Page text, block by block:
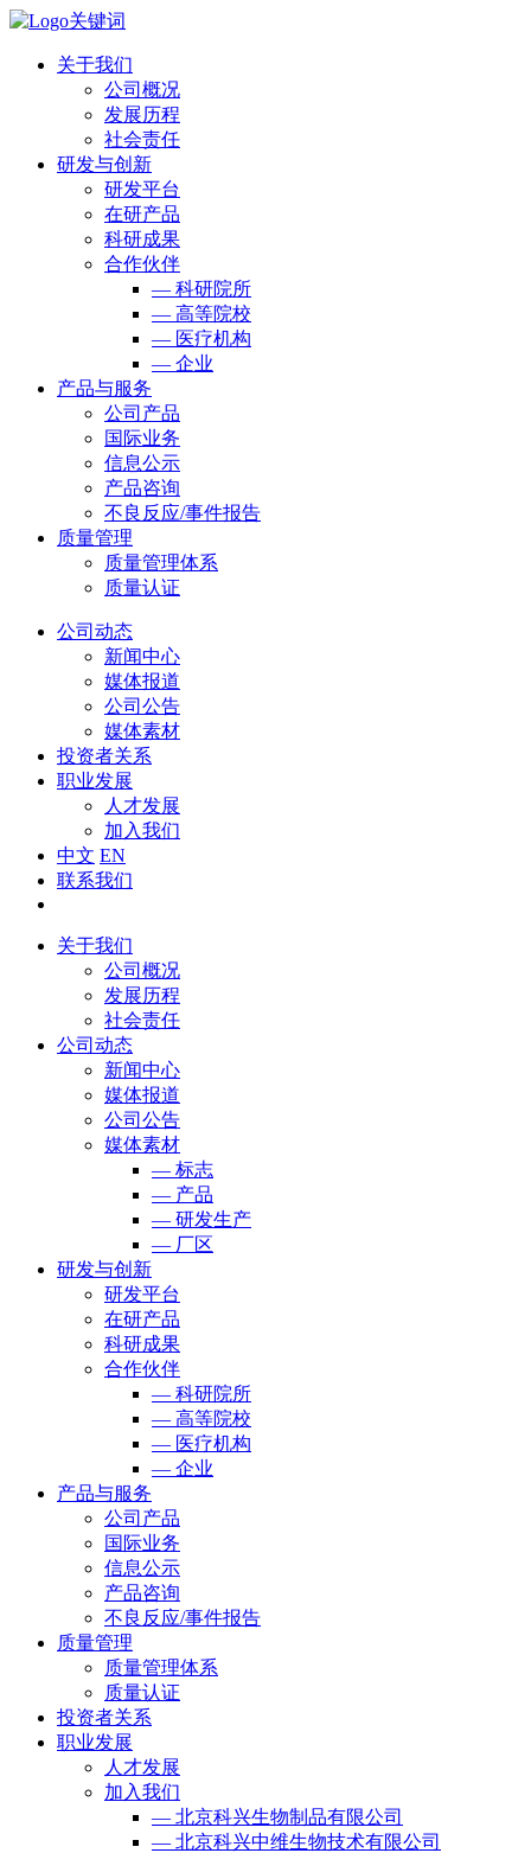
关于我们
公司概况
发展历程
社会责任
研发与创新
研发平台
在研产品
科研成果
合作伙伴
— 科研院所
— 高等院校
— 医疗机构
— 企业
产品与服务
公司产品
国际业务
信息公示
产品咨询
不良反应/事件报告
质量管理
质量管理体系
质量认证
公司动态
新闻中心
媒体报道
公司公告
媒体素材
投资者关系
职业发展
人才发展
加入我们
中文 EN
联系我们
关于我们
公司概况
发展历程
社会责任
公司动态
新闻中心
媒体报道
公司公告
媒体素材
— 标志
— 产品
— 研发生产
— 厂区
研发与创新
研发平台
在研产品
科研成果
合作伙伴
— 科研院所
— 高等院校
— 医疗机构
— 企业
产品与服务
公司产品
国际业务
信息公示
产品咨询
不良反应/事件报告
质量管理
质量管理体系
质量认证
投资者关系
职业发展
人才发展
加入我们
— 北京科兴生物制品有限公司
— 北京科兴中维生物技术有限公司